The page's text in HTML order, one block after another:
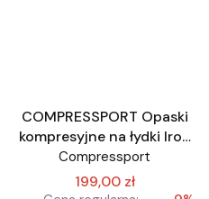
COMPRESSPORT Opaski
kompresyjne na łydki Iron
Man IronMan edycja
limitowana IronMan
Compressport
199,00 zł